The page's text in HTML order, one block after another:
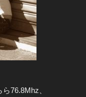
76.8Mhz、